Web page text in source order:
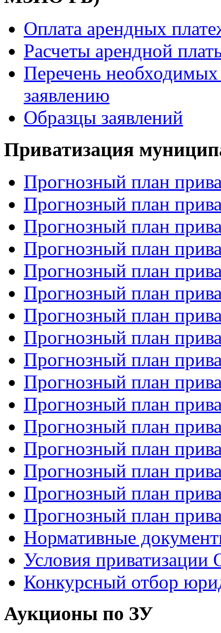
Оплата арендных
Расчеты арендной
Перечень
заявлению
Образцы заявлений
Приватизация
Прогнозный план
Прогнозный план
Прогнозный план
Прогнозный план
Прогнозный план
Прогнозный план
Прогнозный план
Прогнозный план
Прогнозный план
Прогнозный план
Прогнозный план
Прогнозный план
Прогнозный план
Прогнозный план
Прогнозный план
Прогнозный план
Нормативные
Условия
Конкурсный отбор
Аукционы по ЗУ